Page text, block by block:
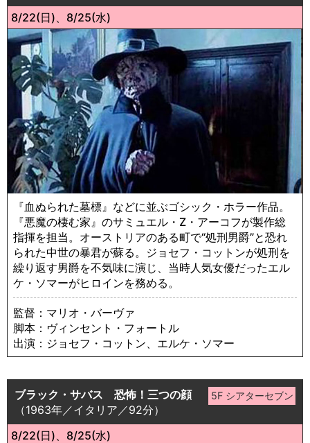
8/22(日)、8/25(水)
『血ぬられた墓標』などに並ぶゴシック・ホラー作品。
『悪魔の棲む家』のサミュエル・Z・アーコフが製作総
指揮を担当。オーストリアのある町で“処刑男爵”と恐れ
られた中世の暴君が蘇る。ジョセフ・コットンが処刑を
繰り返す男爵を不気味に演じ、当時人気女優だったエル
ケ・ソマーがヒロインを務める。
監督：マリオ・バーヴァ
脚本：ヴィンセント・フォートル
出演：ジョセフ・コットン、エルケ・ソマー
ブラック・サバス 恐怖！三つの顔
（1963年／イタリア／92分）
8/22(日)、8/25(水)